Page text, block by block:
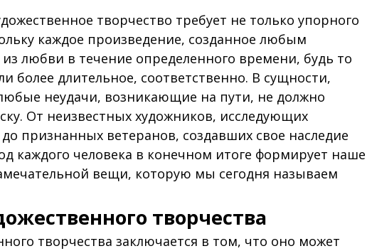
творчество требует не только упорного
каждое произведение, созданное любым
любви в течение определенного времени, будь то
более длительное, соответственно. В сущности,
неудачи, возникающие на пути, не должно
От неизвестных художников, исследующих
признанных ветеранов, создавших свое наследие
каждого человека в конечном итоге формирует наше
вещи, которую мы сегодня называем
творчества
творчества заключается в том, что оно может